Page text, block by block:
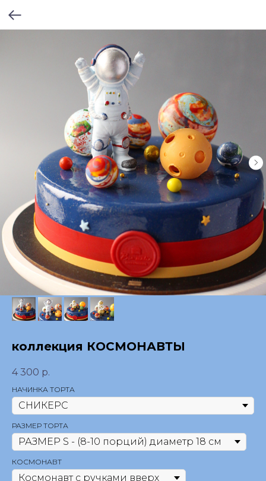
коллекция КОСМОНАВТЫ
4 300 р.
НАЧИНКА ТОРТА
РАЗМЕР ТОРТА
КОСМОНАВТ